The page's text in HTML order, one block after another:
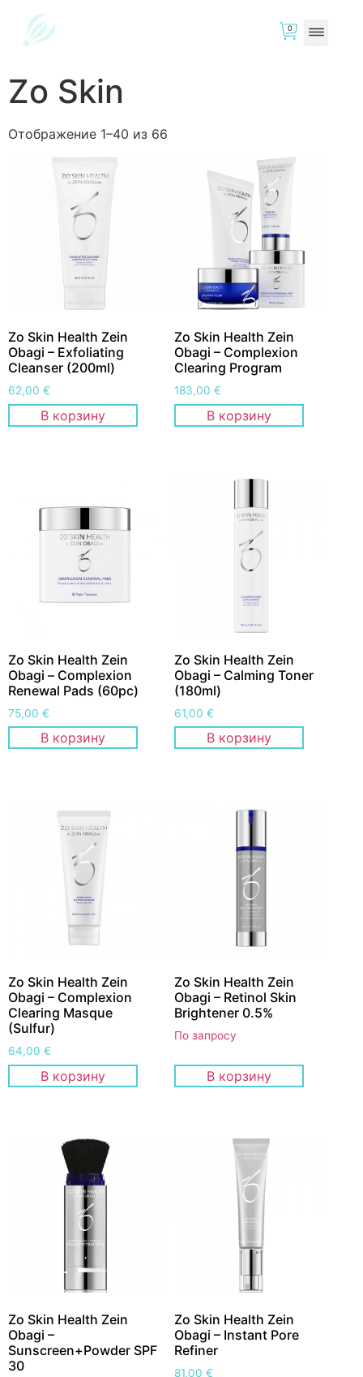
0
Zo Skin
Отображение 1–40 из 66
Zo Skin Health Zein
Obagi – Exfoliating
Cleanser (200ml)
62,00 €
В корзину
Zo Skin Health Zein
Obagi – Complexion
Clearing Program
183,00€
В корзину
Zo Skin Health Zein
Obagi – Сomplexion
Renewal Pads (60pc)
75,00 €
В корзину
Zo Skin Health Zein
Obagi – Calming Toner
(180ml)
61,00€
В корзину
Zo Skin Health Zein
Obagi – Complexion
Clearing Masque
(Sulfur)
64,00 €
В корзину
Zo Skin Health Zein
Obagi – Retinol Skin
Brightener 0.5%
По запросу
В корзину
Zo Skin Health Zein
Obagi –
Sunscreen+Powder SPF
30
Zo Skin Health Zein
Obagi – Instant Pore
Refiner
81,00€